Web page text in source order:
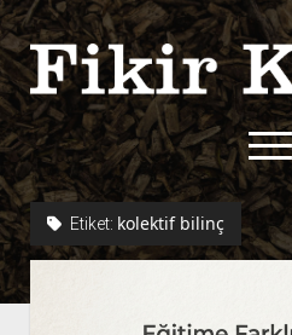
Fikir
Kazanı
aç
twitter
Etiket: kolektif bilinç